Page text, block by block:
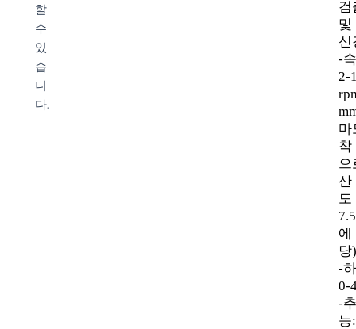
할
수
있
습
니
다.
검
신
-
2-
산
당
-
0-
-
능